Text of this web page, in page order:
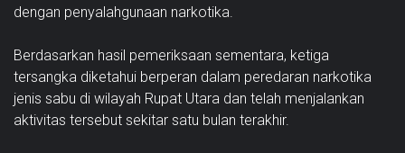
dengan penyalahgunaan narkotika.
Berdasarkan hasil pemeriksaan sementara, ketiga
tersangka diketahui berperan dalam peredaran narkotika
jenis sabu di wilayah Rupat Utara dan telah menjalankan
aktivitas tersebut sekitar satu bulan terakhir.